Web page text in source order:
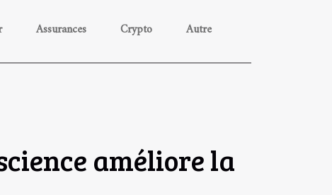
Assurances Crypto Autre
améliore la